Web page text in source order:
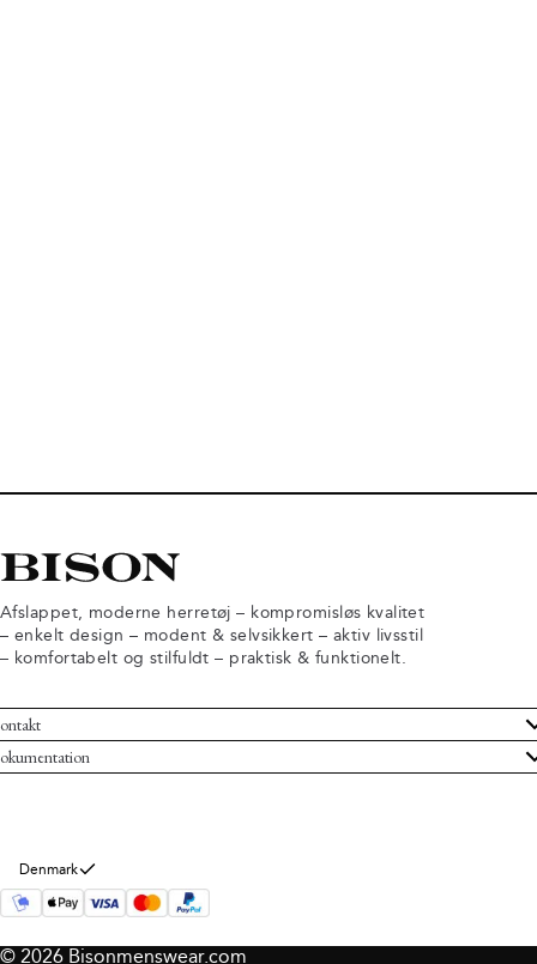
Afslappet, moderne herretøj – kompromisløs kvalitet
– enkelt design – modent & selvsikkert – aktiv livsstil
– komfortabelt og stilfuldt – praktisk & funktionelt.
Bisoninformation
Denmark
© 2026 Bisonmenswear.com